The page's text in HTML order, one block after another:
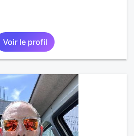
Voir le profil